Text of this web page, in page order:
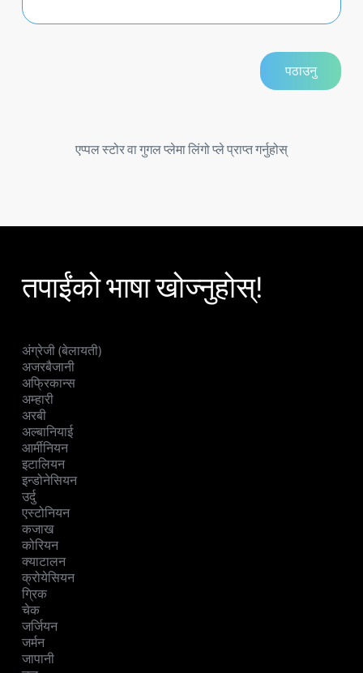
एप्पल स्टोर वा गुगल प्लेमा लिंगो प्ले प्राप्त गर्नुहोस्
तपाईंको भाषा खोज्नुहोस्!
अंग्रेजी (बेलायती)
अजरबैजानी
अफ्रिकान्स
अम्हारी
अरबी
अल्बानियाई
आर्मीनियन
इटालियन
इन्डोनेसियन
उर्दु
एस्टोनियन
कजाख
कोरियन
क्याटालन
क्रोयेसियन
ग्रिक
चेक
जर्जियन
जर्मन
जापानी